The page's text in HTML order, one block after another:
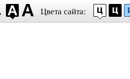
Цвета сайта: